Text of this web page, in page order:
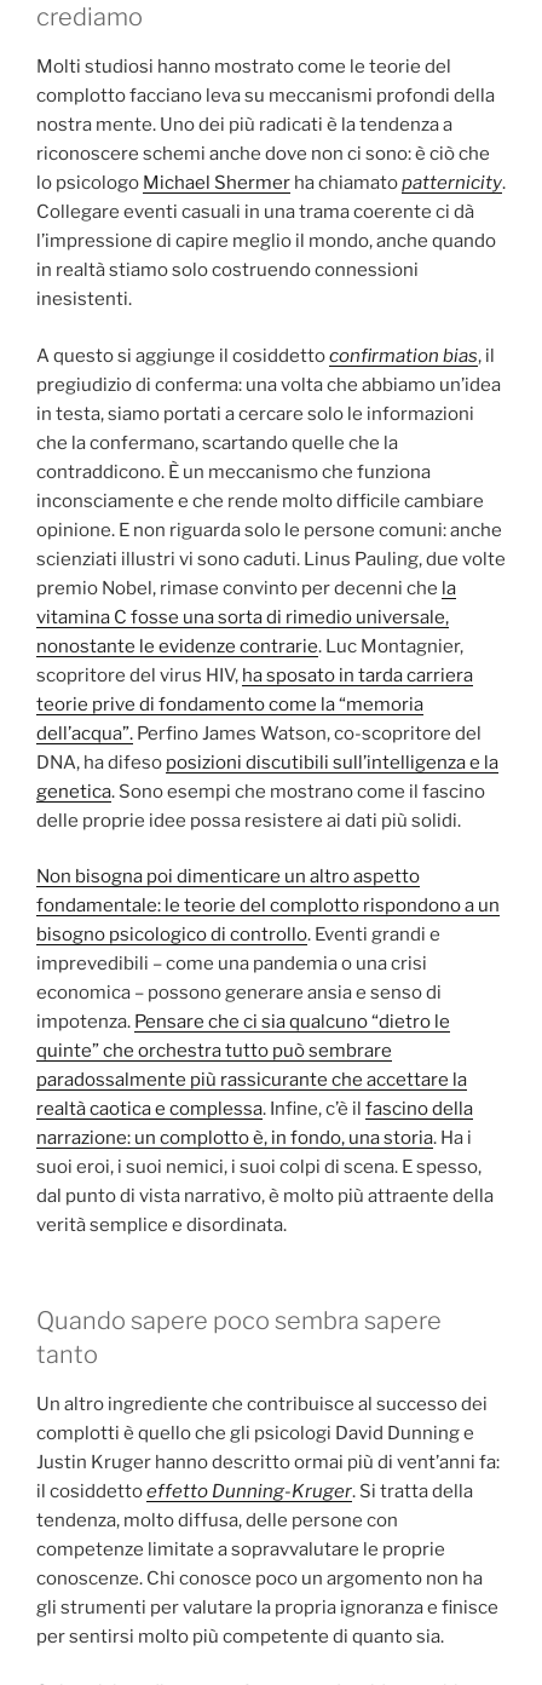
crediamo
Molti studiosi hanno mostrato come le teorie del
complotto facciano leva su meccanismi profondi della
nostra mente. Uno dei più radicati è la tendenza a
riconoscere schemi anche dove non ci sono: è ciò che
lo psicologo Michael Shermer ha chiamatopatternicity.
Collegare eventi casuali in una trama coerente ci dà
l’impressione di capire meglio il mondo, anche quando
in realtà stiamo solo costruendo connessioni
inesistenti.
A questo si aggiunge il cosiddettoconfirmation bias, il
pregiudizio di conferma: una volta che abbiamo un’idea
in testa, siamo portati a cercare solo le informazioni
che la confermano, scartando quelle che la
contraddicono. È un meccanismo che funziona
inconsciamente e che rende molto difficile cambiare
opinione. E non riguarda solo le persone comuni: anche
scienziati illustri vi sono caduti. Linus Pauling, due volte
premio Nobel, rimase convinto per decenni che la
vitamina C fosse una sorta di rimedio universale,
nonostante le evidenze contrarie. Luc Montagnier,
scopritore del virus HIV, ha sposato in tarda carriera
teorie prive di fondamento come la “memoria
dell’acqua”. Perfino James Watson, co-scopritore del
DNA, ha difeso posizioni discutibili sull’intelligenza e la
genetica. Sono esempi che mostrano come il fascino
delle proprie idee possa resistere ai dati più solidi.
Non bisogna poi dimenticare un altro aspetto
fondamentale: le teorie del complotto rispondono a un
bisogno psicologico di controllo. Eventi grandi e
imprevedibili – come una pandemia o una crisi
economica – possono generare ansia e senso di
impotenza. Pensare che ci sia qualcuno “dietro le
quinte” che orchestra tutto può sembrare
paradossalmente più rassicurante che accettare la
realtà caotica e complessa. Infine, c’è il fascino della
narrazione: un complotto è, in fondo, una storia. Ha i
suoi eroi, i suoi nemici, i suoi colpi di scena. E spesso,
dal punto di vista narrativo, è molto più attraente della
verità semplice e disordinata.
Quando sapere poco sembra sapere
tanto
Un altro ingrediente che contribuisce al successo dei
complotti è quello che gli psicologi David Dunning e
Justin Kruger hanno descritto ormai più di vent’anni fa:
il cosiddettoeffetto Dunning-Kruger. Si tratta della
tendenza, molto diffusa, delle persone con
competenze limitate a sopravvalutare le proprie
conoscenze. Chi conosce poco un argomento non ha
gli strumenti per valutare la propria ignoranza e finisce
per sentirsi molto più competente di quanto sia.